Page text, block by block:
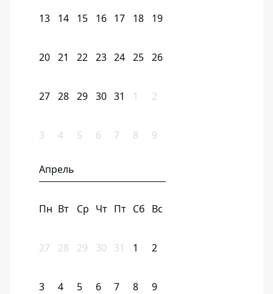
13 14 15 16 17 18 19
20 21 22 23 24 25 26
27 28 29 30 31 1 2
3 4 5 6 7 8 9
Апрель
Пн Вт Ср Чт Пт Сб Вс
27 28 29 30 31 1 2
3 4 5 6 7 8 9